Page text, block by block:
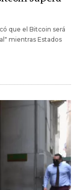
que el Bitcoin será
mientras Estados